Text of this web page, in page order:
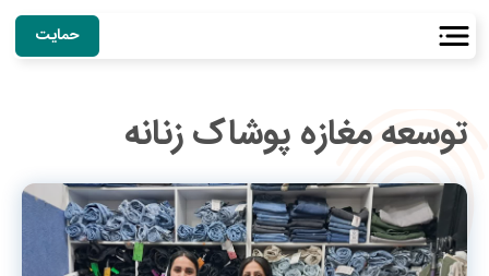
حمایت
توسعه مغازه پوشاک زنانه